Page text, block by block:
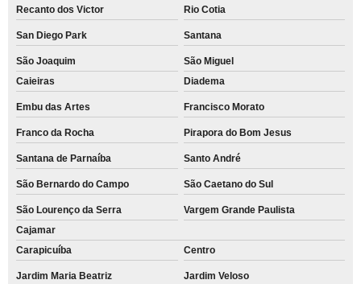
Recanto dos Victor Rio Cotia
San Diego Park Santana
São Joaquim
São Miguel
Caieiras
Diadema
Embu das Artes Francisco Morato
Franco da Rocha Pirapora do Bom Jesus
Santana de Parnaíba Santo André
São Bernardo do Campo São Caetano do Sul
São Lourenço da Serra
Vargem Grande Paulista
Cajamar
Carapicuíba
Centro
Jardim Maria Beatriz Jardim Veloso